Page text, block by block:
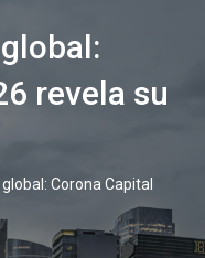
revela su
Corona Capital